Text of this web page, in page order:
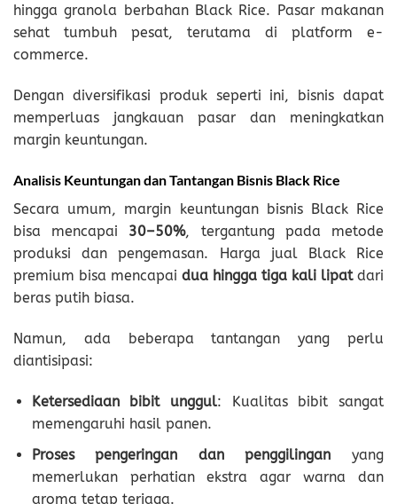
hingga granola berbahan Black Rice. Pasar makanan
sehat tumbuh pesat, terutama di platform e-
commerce.
Dengan diversifikasi produk seperti ini, bisnis dapat
memperluas jangkauan pasar dan meningkatkan
margin keuntungan.
Analisis Keuntungan dan Tantangan Bisnis Black Rice
Secara umum, margin keuntungan bisnis Black Rice
bisa mencapai 30–50%, tergantung pada metode
produksi dan pengemasan. Harga jual Black Rice
premium bisa mencapai dua hingga tiga kali lipatdari
beras putih biasa.
Namun, ada beberapa tantangan yang perlu
diantisipasi:
Ketersediaan bibit unggul: Kualitas bibit sangat
memengaruhi hasil panen.
Proses pengeringan dan penggilingan yang
memerlukan perhatian ekstra agar warna dan
aroma tetap terjaga.